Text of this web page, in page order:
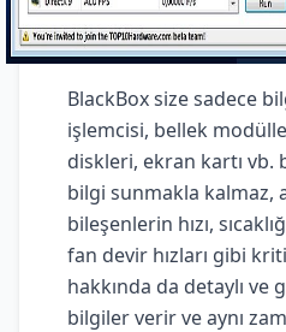
BlackBox size sadece
işlemcisi, bellek
diskleri, ekran kartı vb.
bilgi sunmakla kalmaz,
bileşenlerin hızı,
fan devir hızları gibi
hakkında da detaylı ve
bilgiler verir ve aynı